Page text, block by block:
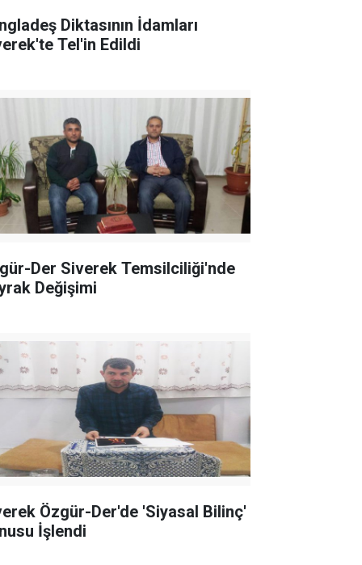
Diktasının İdamları
Tel'in Edildi
Der Siverek Temsilciliği'nde
Değişimi
Özgür-Der'de 'Siyasal Bilinç'
İşlendi